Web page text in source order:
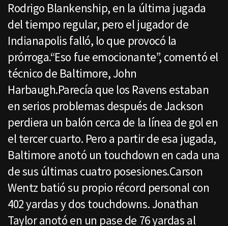
Rodrigo Blankenship, en la última jugada
del tiempo regular, pero el jugador de
Indianapolis falló, lo que provocó la
prórroga.“Eso fue emocionante”, comentó el
técnico de Baltimore, John
Harbaugh.Parecía que los Ravens estaban
en serios problemas después de Jackson
perdiera un balón cerca de la línea de gol en
el tercer cuarto. Pero a partir de esa jugada,
Baltimore anotó un touchdown en cada una
de sus últimas cuatro posesiones.Carson
Wentz batió su propio récord personal con
402 yardas y dos touchdowns. Jonathan
Taylor anotó en un pase de 76 yardas al